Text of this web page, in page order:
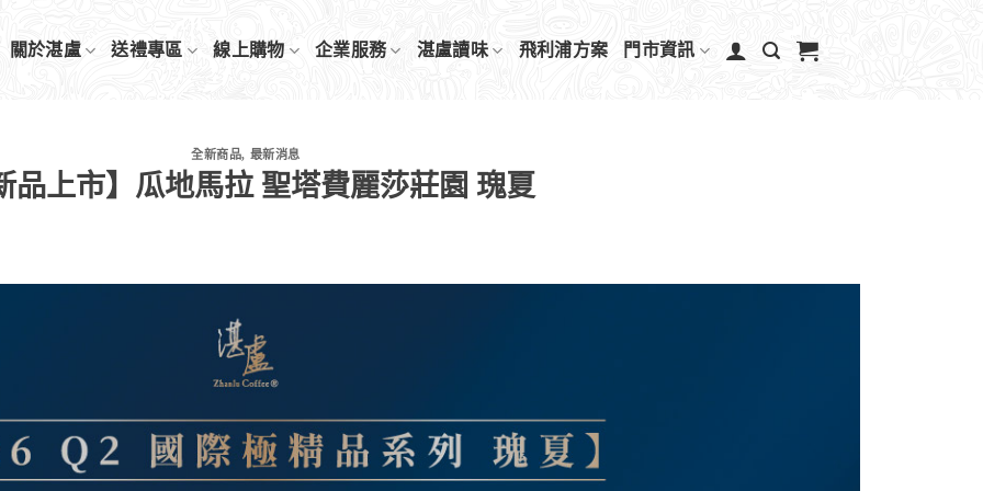
關於湛盧 送禮專區 線上購物 企業服務 湛盧讀味 飛利浦方案 門市資訊
全新商品, 最新消息
品上市】瓜地馬拉 聖塔費麗莎莊園 瑰夏